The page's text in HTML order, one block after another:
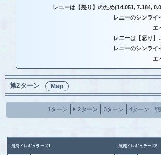
レニーは【怒り】のため(14.051, 7.184,
レニーのシンライ
エ
レニーは【怒り】
レニーのシンライ
エ
第2ターン Map
1ターン 2ターン 3ターン 4ターン
混沌イレギュラーズ1 混沌イレギュラーズ5